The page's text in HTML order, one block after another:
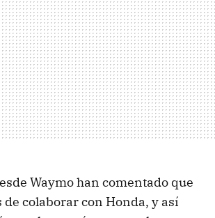
Waymo han comentado que
de colaborar con Honda, y así